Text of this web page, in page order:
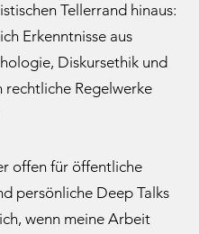
Tellerrand hinaus:
Erkenntnisse aus
Diskursethik und
rechtliche Regelwerke
offen für öffentliche
persönliche Deep Talks
wenn meine Arbeit